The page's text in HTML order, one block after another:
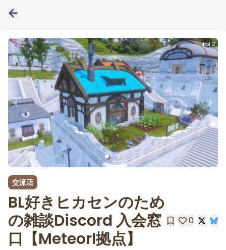
1 of 2
交流店
BL好きヒカセンのため
の雑談Discord 入会窓
口【Meteorl拠点】
0